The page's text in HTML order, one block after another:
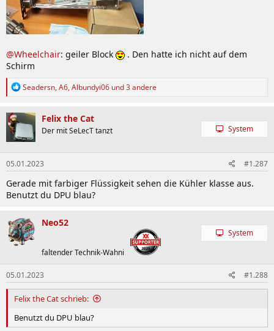
@Wheelchair: geiler Block
. Den hatte ich nicht auf dem
Schirm
R
k
t
i
o
n
e
n
:
Seadersn, A6, Albundyi06 und 3 andere
Felix the Cat
Der mit SeLecT tanzt System
05.01.2023 #1.287
Gerade mit farbiger Flüssigkeit sehen die Kühler klasse aus.
Benutzt du DPU blau?
Neo52
faltender Technik-Wahni
System
05.01.2023 #1.288
Felix the Cat schrieb:
Benutzt du DPU blau?